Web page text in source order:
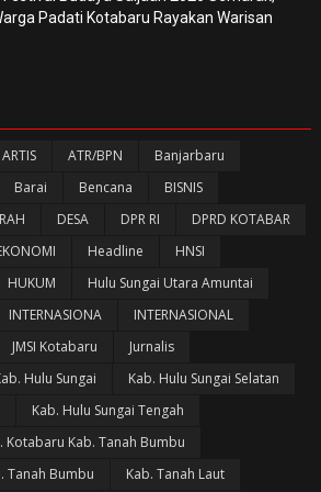
Padati Kotabaru Rayakan Warisan
ARTIS ATR/BPN
Banjarbaru
Barai Bencana
BISNIS
DESA DPR RI
DPRD KOTABAR
Headline
HNSI
HUKUM
Hulu Sungai Utara Amuntai
INTERNASIONA
INTERNASIONAL
JMSI Kotabaru
Jurnalis
Hulu Sungai
Kab. Hulu Sungai Selatan
Kab. Hulu Sungai Tengah
Kotabaru Kab. Tanah Bumbu
Tanah Bumbu
Kab. Tanah Laut